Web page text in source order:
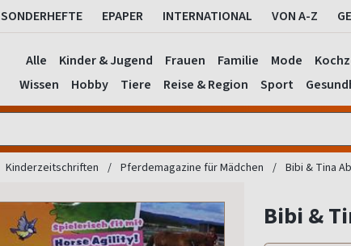
SONDERHEFTE EPAPER INTERNATIONAL VON A-Z
Alle Kinder & Jugend Frauen Familie Mode
Wissen
Hobby Tiere Reise & Region Sport
Kinderzeitschriften Pferdemagazine für Mädchen Bibi & Tina
Bibi &